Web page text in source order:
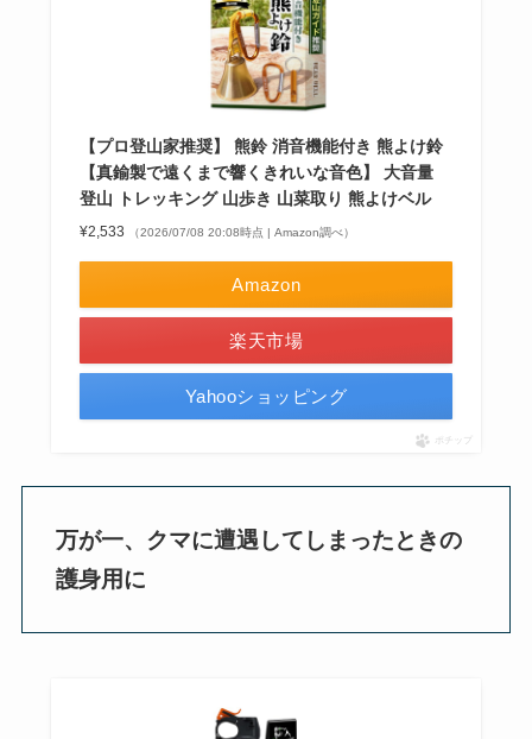
【プロ登山家推奨】 熊鈴 消音機能付き 熊よけ鈴
【真鍮製で遠くまで響くきれいな音色】 大音量
登山 トレッキング 山歩き 山菜取り 熊よけベル
¥2,533 （2026/07/08 20:08時点 | Amazon調べ）
Amazon
楽天市場
Yahooショッピング
ポチップ
万が一、クマに遭遇してしまったときの
護身用に